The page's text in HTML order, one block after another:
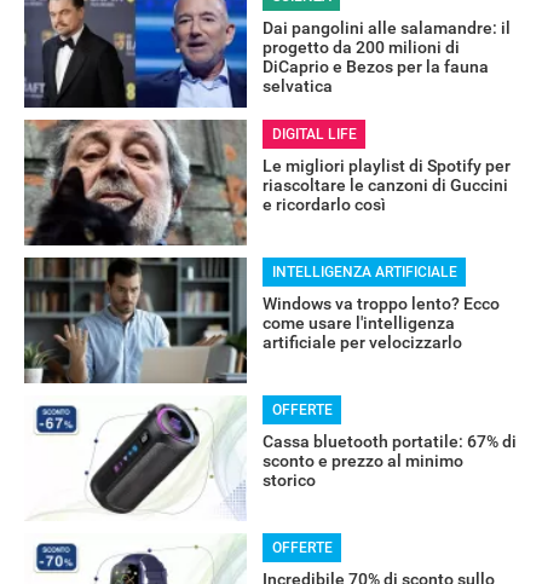
RECENSIONI
Dai pangolini alle salamandre: il
progetto da 200 milioni di
DiCaprio e Bezos per la fauna
selvatica
DIGITAL LIFE
Le migliori playlist di Spotify per
riascoltare le canzoni di Guccini
e ricordarlo così
INTELLIGENZA ARTIFICIALE
Windows va troppo lento? Ecco
come usare l'intelligenza
artificiale per velocizzarlo
OFFERTE
Cassa bluetooth portatile: 67% di
sconto e prezzo al minimo
storico
OFFERTE
Incredibile 70% di sconto sullo